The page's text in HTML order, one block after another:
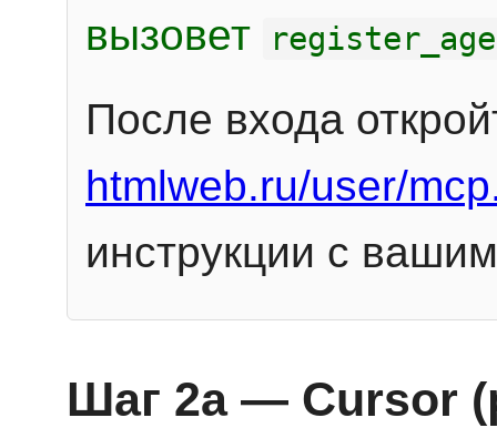
вызовет
После входа
htmlweb.ru/user/
инструкции с
Шаг 2a — Cursor